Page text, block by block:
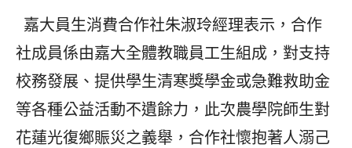
嘉大員生消費合作社朱淑玲經理表示，合作
社成員係由嘉大全體教職員工生組成，對支持
校務發展、提供學生清寒獎學金或急難救助金
等各種公益活動不遺餘力，此次農學院師生對
花蓮光復鄉賑災之義舉，合作社懷抱著人溺己